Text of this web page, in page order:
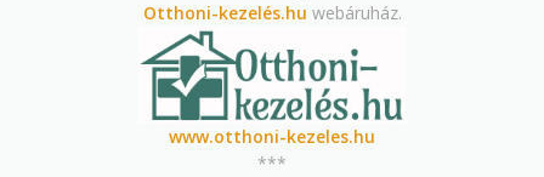
Otthoni-kezelés.hu webáruház.
www.otthoni-kezeles.hu
***